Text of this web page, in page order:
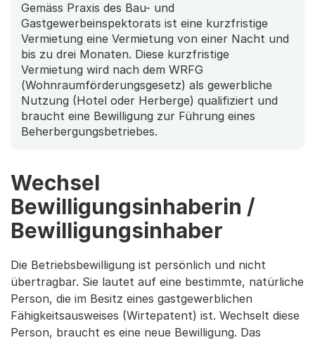
Gemäss Praxis des Bau- und
Gastgewerbeinspektorats ist eine kurzfristige
Vermietung eine Vermietung von einer Nacht und
bis zu drei Monaten. Diese kurzfristige
Vermietung wird nach dem WRFG
(Wohnraumförderungsgesetz) als gewerbliche
Nutzung (Hotel oder Herberge) qualifiziert und
braucht eine Bewilligung zur Führung eines
Beherbergungsbetriebes.
Wechsel
Bewilligungsinhaberin /
Bewilligungsinhaber
Die Betriebsbewilligung ist persönlich und nicht
übertragbar. Sie lautet auf eine bestimmte, natürliche
Person, die im Besitz eines gastgewerblichen
Fähigkeitsausweises (Wirtepatent) ist. Wechselt diese
Person, braucht es eine neue Bewilligung. Das